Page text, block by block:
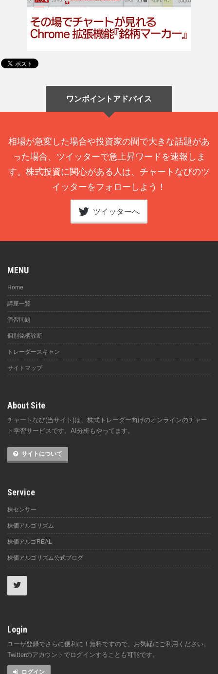
ワンポイントアドバイス
相場が急変した場合や投資家の間で大きな話題があ
った場合、ツイッターで急上昇ワードを速報しま
す。株式投資に関心がある人は、チャートなびのツ
イッターをフォローしよう！
ツイッターへ
MENU
Home
講座一覧
演習問題
個別銘柄診断
トレーダースキャン
サイトマップ
About Site
チャートなび(当サイト)は、株式トレーダー向けのオンラインのチャー
ト学習サービスです。AI分析もやってます。
サイトについて
Service
株センサー
株価アルゴリズム
株価アルゴREAL
株価アルゴリズム公式ブログ
Login
ユーザ登録でさらに便利に！無料ですので、お気軽にご利用ください。
Twitterのアカウントでログインすることも可能です。
ログイン